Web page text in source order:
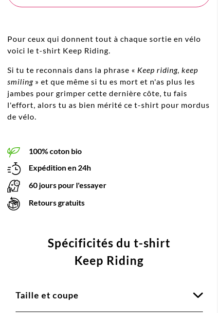
Pour ceux qui donnent tout à chaque sortie en vélo
voici le t-shirt Keep Riding.
Si tu te reconnais dans la phrase « Keep riding, keep
smiling » et que même si tu es mort et n'as plus les
jambes pour grimper cette dernière côte, tu fais
l'effort, alors tu as bien mérité ce t-shirt pour mordus
de vélo.
100% coton bio
Expédition en 24h
60 jours pour l'essayer
Retours gratuits
Spécificités du t-shirt
Keep Riding
Taille et coupe